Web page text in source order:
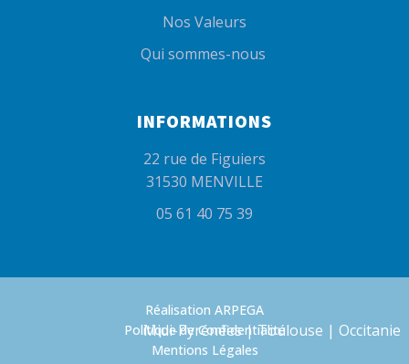
Nos Valeurs
Qui sommes-nous
INFORMATIONS
22 rue de Figuiers
31530 MENVILLE
05 61 40 75 39
Réalisation ARPEGA
Politique de Confidentialité
Mentions Légales
Midi-Pyrénées | Toulouse | Occitanie